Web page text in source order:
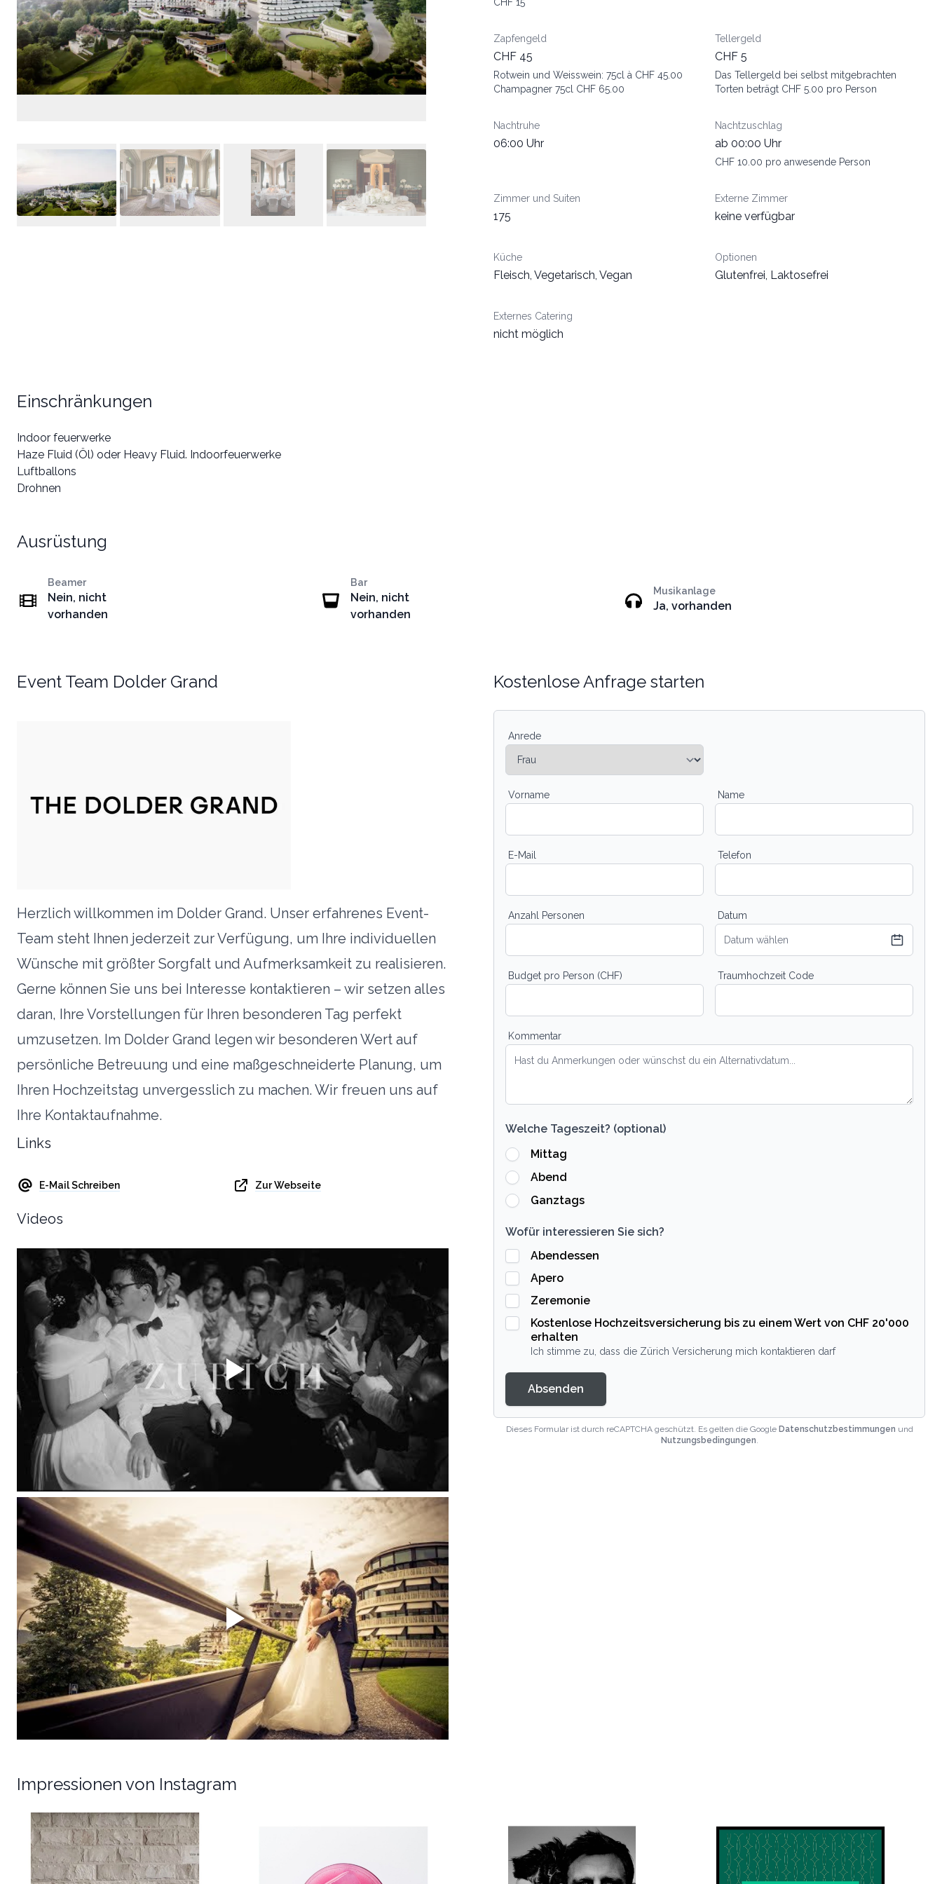
Zapfengeld
CHF 45
Rotwein und Weisswein: 75cl à CHF 45.00
Champagner 75cl CHF 65.00
Tellergeld
CHF 5
Das Tellergeld bei selbst mitgebrachten
Torten beträgt CHF 5.00 pro Person
Nachtruhe
06:00 Uhr
Nachtzuschlag
ab 00:00 Uhr
CHF 10.00 pro anwesende Person
Zimmer und Suiten
175
Externe Zimmer
keine verfügbar
Küche
Fleisch, Vegetarisch, Vegan
Optionen
Glutenfrei, Laktosefrei
Externes Catering
nicht möglich
Einschränkungen
Indoor feuerwerke
Haze Fluid (Öl) oder Heavy Fluid. Indoorfeuerwerke
Luftballons
Drohnen
Ausrüstung
Beamer
Nein, nicht
vorhanden
Bar
Nein, nicht
vorhanden
Musikanlage
Ja, vorhanden
Event Team Dolder Grand
Herzlich willkommen im Dolder Grand. Unser erfahrenes Event-
Team steht Ihnen jederzeit zur Verfügung, um Ihre individuellen
Wünsche mit größter Sorgfalt und Aufmerksamkeit zu realisieren.
Gerne können Sie uns bei Interesse kontaktieren – wir setzen alles
daran, Ihre Vorstellungen für Ihren besonderen Tag perfekt
umzusetzen. Im Dolder Grand legen wir besonderen Wert auf
persönliche Betreuung und eine maßgeschneiderte Planung, um
Ihren Hochzeitstag unvergesslich zu machen. Wir freuen uns auf
Ihre Kontaktaufnahme.
Links
E-Mail Schreiben Zur Webseite
Videos
Kostenlose Anfrage starten
Anrede
Vorname Name
E-Mail Telefon
Anzahl Personen Datum
Datum wählen
Budget pro Person (CHF) Traumhochzeit Code
Kommentar
Welche Tageszeit? (optional)
Mittag
Abend
Ganztags
Wofür interessieren Sie sich?
Abendessen
Apero
Zeremonie
Kostenlose Hochzeitsversicherung bis zu einem Wert von CHF 20'000
erhalten
Ich stimme zu, dass die Zürich Versicherung mich kontaktieren darf
Absenden
Dieses Formular ist durch reCAPTCHA geschützt. Es gelten die Google Datenschutzbestimmungen und
Nutzungsbedingungen.
Impressionen von Instagram